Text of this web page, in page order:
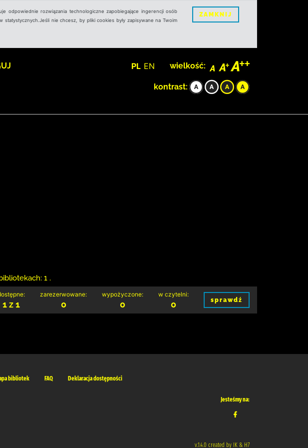
odpowiednie rozwiązania technologiczne zapobiegające ingerencji osób
nie chcesz, by pliki cookies były zapisywane na Twoim
ZAMKNIJ
PL EN wielkość:
kontrast:
1 .
1 z 1
zarezerwowane:
0
wypożyczone:
0
w czytelni:
0 sprawdź
bibliotek FAQ Deklaracja dostępności
Jesteśmy na:
v.1.4.0 created by IK & H7